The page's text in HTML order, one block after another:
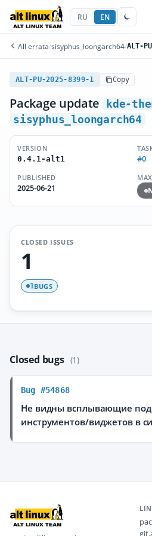
RU EN
All errata/sisyphus_loongarch64/ALT-
ALT-PU-2025-8399-1 Copy
Package update kde-
sisyphus_loongarch64
VERSION
0.4.1-alt1
#0
PUBLISHED
2025-06-21
CLOSED ISSUES
1
1BUGS
Closed bugs (1)
Bug #54868
Не видны всплывающие
инструментов/виджетов в